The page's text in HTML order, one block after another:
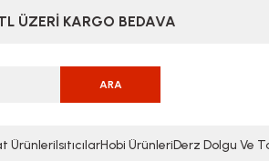
ÜZERİ KARGO BEDAVA
ARA
ÜrünleriIsıtıcılarHobi ÜrünleriDerz Dolgu Ve